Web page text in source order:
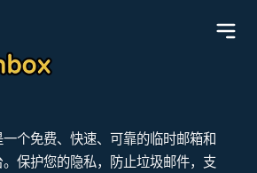
个免费、快速、可靠的临时邮箱和
保护您的隐私，防止垃圾邮件，支